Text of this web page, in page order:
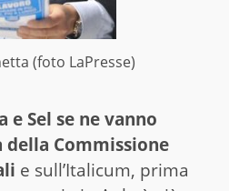
(foto LaPresse)
e Sel se ne vanno
Commissione
e sull’Italicum, prima